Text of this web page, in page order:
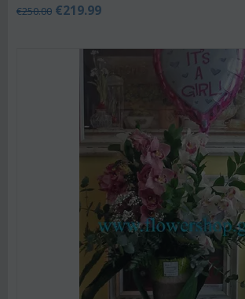
€250.00 €219.99